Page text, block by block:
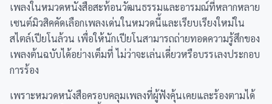
เพลงในหมวดหนังสือสะท้อนวัฒนธรรมและอารมณ์ที่หลากหลาย
เซนต์มิวสิคคัดเลือกเพลงเด่นในหมวดนี้และเรียบเรียงใหม่ใน
สไตล์เปียโนล้วน เพื่อให้นักเปียโนสามารถถ่ายทอดความรู้สึกของ
เพลงต้นฉบับได้อย่างเต็มที่ ไม่ว่าจะเล่นเดี่ยวหรือบรรเลงประกอบ
การร้อง
เพราะหมวดหนังสือครอบคลุมเพลงที่ผู้ฟังคุ้นเคยและร้องตามได้